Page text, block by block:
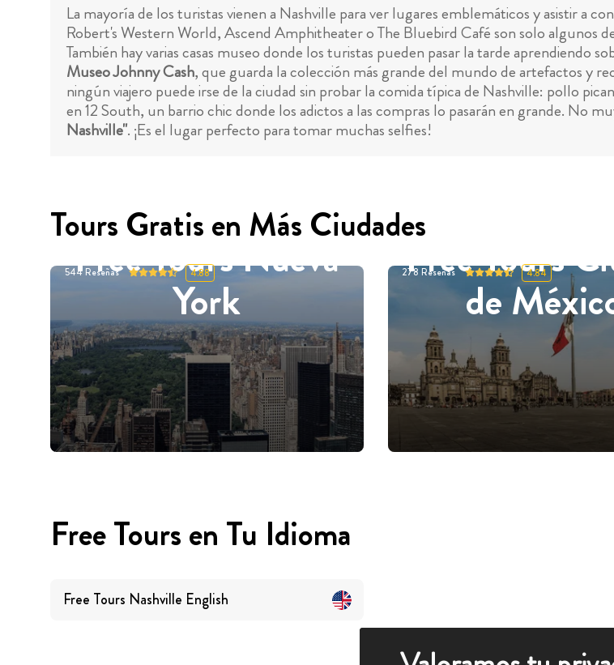
La mayoría de los turistas vienen a Nashville para ver lugares emblemáticos y asistir a
Robert's Western World, Ascend Amphitheater o The Bluebird Café son solo algunos
También hay varias casas museo donde los turistas pueden pasar la tarde aprendiendo
Museo Johnny Cash, que guarda la colección más grande del mundo de artefactos y
ningún viajero puede irse de la ciudad sin probar la comida típica de Nashville: pollo
en 12 South, un barrio chic donde los adictos a las compras lo pasarán en grande. No
Nashville". ¡Es el lugar perfecto para tomar muchas selfies!
Tours Gratis en Más Ciudades
Free Tours Nueva
York
544 Reseñas 4.88 Free Tours
de
278 Reseñas 4.84
Free Tours en Tu Idioma
Free Tours Nashville English